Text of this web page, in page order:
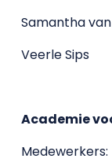
Samantha
Veerle Sips
Academie
Medewerkers: